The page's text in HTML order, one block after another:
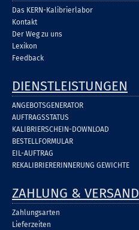
Das KERN-Kalibrierlabor
Kontakt
Der Weg zu uns
Lexikon
Feedback
DIENSTLEISTUNGEN
ANGEBOTSGENERATOR
AUFTRAGSSTATUS
KALIBRIERSCHEIN-DOWNLOAD
BESTELLFORMULAR
EIL-AUFTRAG
REKALIBRIERERINNERUNG GEWICHTE
ZAHLUNG & VERSAND
Zahlungsarten
Lieferzeiten